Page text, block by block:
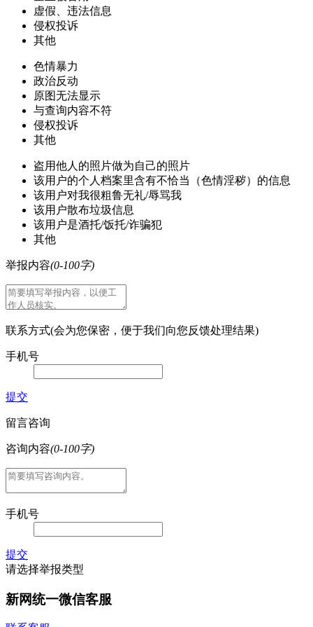
虚假、违法信息
侵权投诉
其他
色情暴力
政治反动
原图无法显示
与查询内容不符
侵权投诉
其他
盗用他人的照片做为自己的照片
该用户的个人档案里含有不恰当（色情淫秽）的信息
该用户对我很粗鲁无礼/辱骂我
该用户散布垃圾信息
该用户是酒托/饭托/诈骗犯
其他
举报内容(0-100字)
联系方式(会为您保密，便于我们向您反馈处理结果)
手机号
提交
留言咨询
咨询内容(0-100字)
手机号
提交
请选择举报类型
新网统一微信客服